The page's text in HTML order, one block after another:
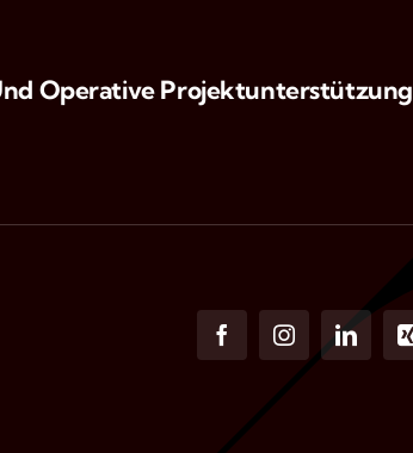
Operative Projektunterstützung